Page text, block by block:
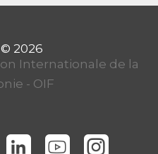
Internationale de la
- OIF